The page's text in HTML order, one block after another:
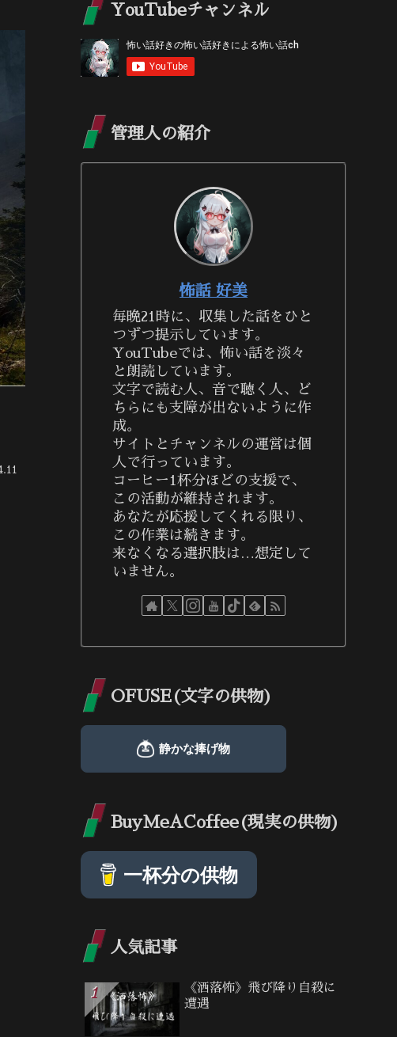
YouTubeチャンネル
管理人の紹介
怖話 好美
毎晩21時に、収集した話をひと
つずつ提示しています。
YouTubeでは、怖い話を淡々
と朗読しています。
文字で読む人、音で聴く人、ど
ちらにも支障が出ないように作
成。
サイトとチャンネルの運営は個
人で行っています。
コーヒー1杯分ほどの支援で、
この活動が維持されます。
あなたが応援してくれる限り、
この作業は続きます。
来なくなる選択肢は…想定して
いません。
OFUSE(文字の供物)
BuyMeACoffee(現実の供物)
一杯分の供物
人気記事
《洒落怖》飛び降り自殺に
遭遇